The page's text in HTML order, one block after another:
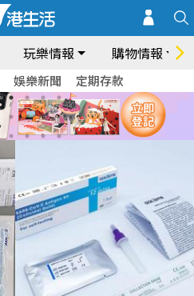
玩樂情報 購物情報
娛樂新聞 定期存款